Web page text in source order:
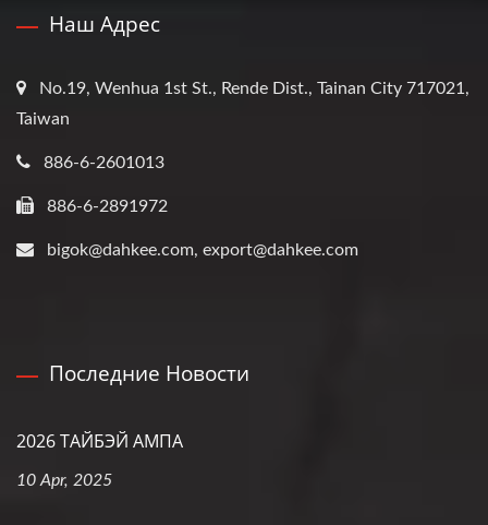
Наш Адрес
No.19, Wenhua 1st St., Rende Dist., Tainan City 717021,
Taiwan
886-6-2601013
886-6-2891972
bigok@dahkee.com, export@dahkee.com
Последние Новости
2026 ТАЙБЭЙ АМПА
10 Apr, 2025